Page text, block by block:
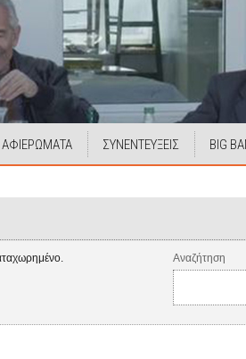
ΑΦΙΕΡΩΜΑΤΑ ΣΥΝΕΝΤΕΥΞΕΙΣ BIG
Αναζήτηση